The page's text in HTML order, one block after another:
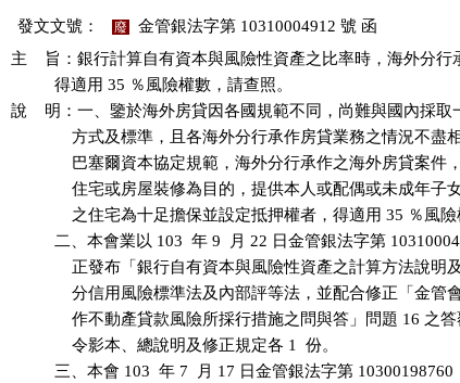
發文文號： 廢
金管銀法字第 10310004912 號 函
主    旨：銀行計算自有資本與風險性資產之比率時，海外分行
          得適用 35 ％風險權數，請查照。
說    明：一、鑒於海外房貸因各國規範不同，尚難與國內採取
方式及標準，且各海外分行承作房貸業務之情況不
巴塞爾資本協定規範，海外分行承作之海外房貸案
住宅或房屋裝修為目的，提供本人或配偶或未成年子
之住宅為十足擔保並設定抵押權者，得適用 35 ％風險
二、本會業以 103  年 9  月 22 日金管銀法字第
正發布「銀行自有資本與風險性資產之計算方法說
分信用風險標準法及內部評等法，並配合修正「金
作不動產貸款風險所採行措施之問與答」問題 16 之
              令影本、總說明及修正規定各 1  份。
三、本會 103  年 7  月 17 日金管銀法字第 10300198760